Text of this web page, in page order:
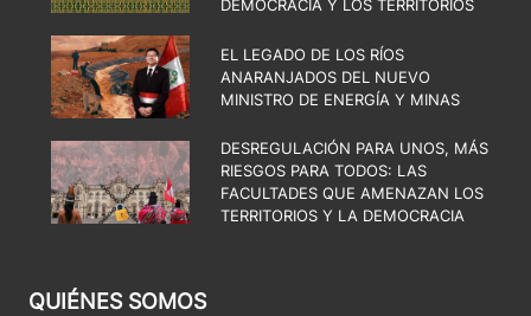
DEMOCRACIA Y LOS TERRITORIOS
EL LEGADO DE LOS RÍOS
ANARANJADOS DEL NUEVO
MINISTRO DE ENERGÍA Y MINAS
DESREGULACIÓN PARA UNOS, MÁS
RIESGOS PARA TODOS: LAS
FACULTADES QUE AMENAZAN LOS
TERRITORIOS Y LA DEMOCRACIA
QUIÉNES SOMOS